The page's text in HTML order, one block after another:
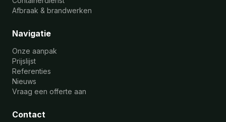
Afbraak & brandwerken
Navigatie
Onze aanpak
Prijslijst
Referenties
Nieuws
Vraag een offerte aan
Contact